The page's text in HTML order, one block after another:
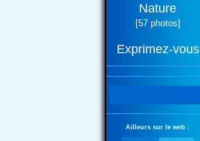
Nature
[57 photos]
Exprimez-vous
Ailleurs sur le web :